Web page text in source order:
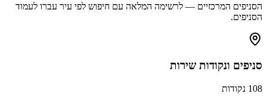
הסניפים המרכזיים — לרשימה המלאה עם חיפוש לפי עיר עברו לעמוד
הסניפים.
סניפים ונקודות שירות
108 נקודות